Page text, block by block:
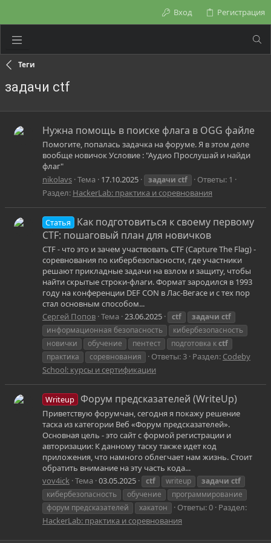
Вход Регистрация
Теги
задачи ctf
Нужна помощь в поиске флага в OGG файле
Помогите, попалась задачка на форуме. Я в этом деле
вообще новичок Условие : "Аудио Прослушай и найди
флаг"
nikolavs Тема 17.10.2025 задачи ctf
Ответы: 1
Раздел: HackerLab: практика и соревнования
Статья
Как подготовиться к своему первому
CTF: пошаговый план для новичков
CTF - что это и зачем участвовать CTF (Capture The Flag) -
соревнования по кибербезопасности, где участники
решают прикладные задачи на взлом и защиту, чтобы
найти скрытые строки-флаги. Формат зародился в 1993
году на конференции DEF CON в Лас-Вегасе и с тех пор
стал основным способом...
Сергей Попов Тема 23.06.2025 ctf задачи ctf
информационная безопасность
кибербезопасность
новички
обучение пентест подготовка кctf
практика
соревнования Ответы: 3 Раздел: Codeby
School: курсы и сертификации
Writeup Форум предсказателей (WriteUp)
Приветствую форумчан, сегодня я покажу решение
таска из категории Веб «Форум предсказателей».
Основная цель - это сайт с формой регистрации и
авторизации: К данному таску также идет код
приложения, что намного облегчает нам жизнь. Стоит
обратить внимание на эту часть кода...
vov4ick Тема 03.05.2025 ctf writeup задачи ctf
кибербезопасность
обучение
программирование
форум предсказателей
хакатон Ответы: 0 Раздел:
HackerLab: практика и соревнования